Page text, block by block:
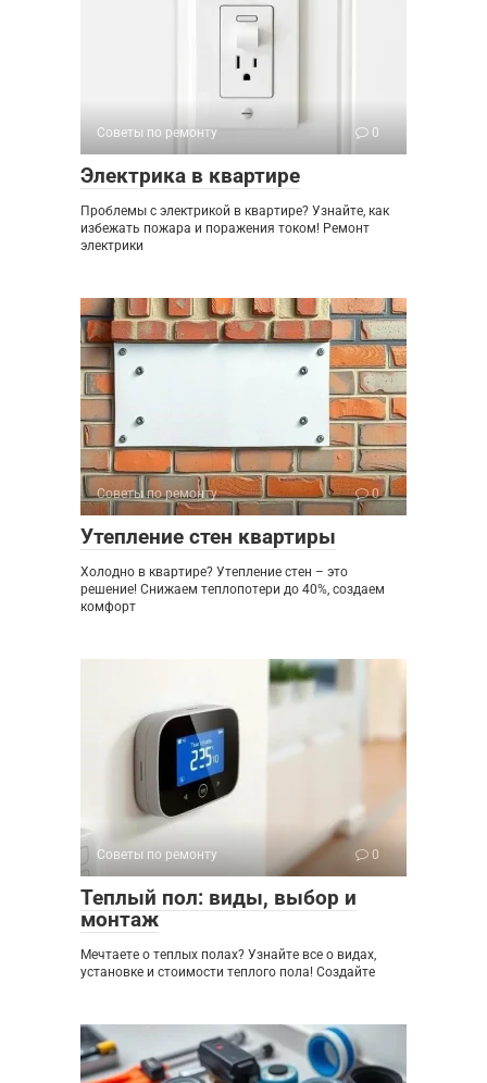
Советы по ремонту 0
Электрика в квартире
Проблемы с электрикой в квартире? Узнайте, как
избежать пожара и поражения током! Ремонт
электрики
Советы по ремонту 0
Утепление стен квартиры
Холодно в квартире? Утепление стен – это
решение! Снижаем теплопотери до 40%, создаем
комфорт
Советы по ремонту 0
Теплый пол: виды, выбор и
монтаж
Мечтаете о теплых полах? Узнайте все о видах,
установке и стоимости теплого пола! Создайте